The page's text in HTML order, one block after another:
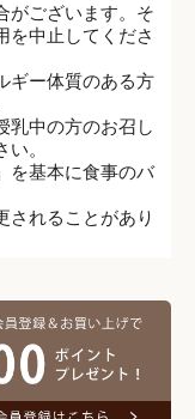
がございます。そ
を中止してくださ
ギー体質のある方
乳中の方のお召し
。
を基本に食事のバ
されることがあり